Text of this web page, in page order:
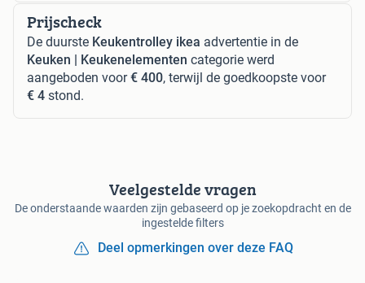
Prijscheck
De duurste Keukentrolley ikea advertentie in de
Keuken | Keukenelementen categorie werd
aangeboden voor€ 400, terwijl de goedkoopste voor
€ 4 stond.
Veelgestelde vragen
De onderstaande waarden zijn gebaseerd op je zoekopdracht en de
ingestelde filters
Deel opmerkingen over deze FAQ